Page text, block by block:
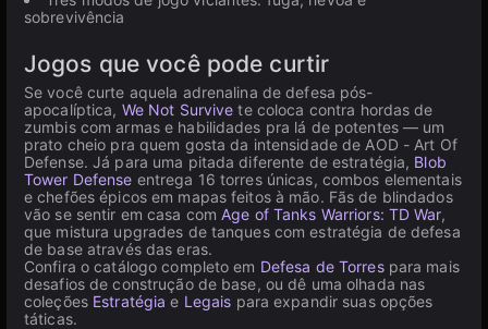
sobrevivência
Jogos que você pode curtir
Se você curte aquela adrenalina de defesa pós-
apocalíptica, We Not Survive te coloca contra hordas de
zumbis com armas e habilidades pra lá de potentes — um
prato cheio pra quem gosta da intensidade de AOD - Art Of
Defense. Já para uma pitada diferente de estratégia, Blob
Tower Defense entrega 16 torres únicas, combos elementais
e chefões épicos em mapas feitos à mão. Fãs de blindados
vão se sentir em casa comAge of Tanks Warriors: TD War,
que mistura upgrades de tanques com estratégia de defesa
de base através das eras.
Confira o catálogo completo em Defesa de Torrespara mais
desafios de construção de base, ou dê uma olhada nas
coleções Estratégia e Legais para expandir suas opções
táticas.